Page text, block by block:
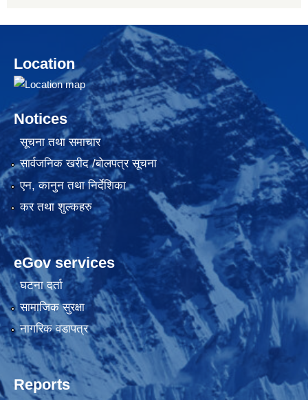
Location
Notices
सूचना तथा समाचार
सार्वजनिक खरीद /बोलपत्र सूचना
एन, कानुन तथा निर्देशिका
कर तथा शुल्कहरु
eGov services
घटना दर्ता
सामाजिक सुरक्षा
नागरिक वडापत्र
Reports